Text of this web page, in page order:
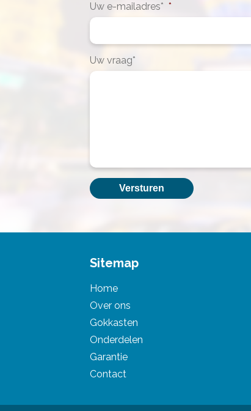
Uw e-mailadres* *
Uw vraag*
Sitemap
Home
Over ons
Gokkasten
Onderdelen
Garantie
Contact